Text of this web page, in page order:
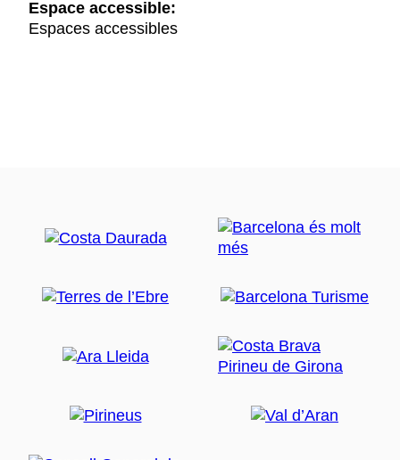
Espace accessible:
Espaces accessibles